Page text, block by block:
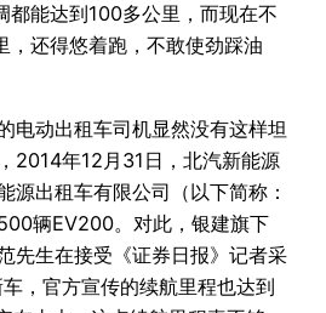
都能达到100多公里，而现在不
，还得悠着跑，不敢使劲踩油
电动出租车司机显然没有这样坦
2014年12月31日，北汽新能源
源出租车有限公司（以下简称：
辆EV200。对此，银建旗下
先生在接受《证券日报》记者采
，官方宣传的续航里程也达到